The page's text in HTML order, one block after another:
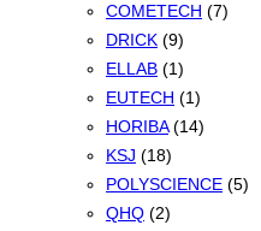
COMETECH (7)
DRICK (9)
ELLAB (1)
EUTECH (1)
HORIBA (14)
KSJ (18)
POLYSCIENCE (5)
QHQ (2)